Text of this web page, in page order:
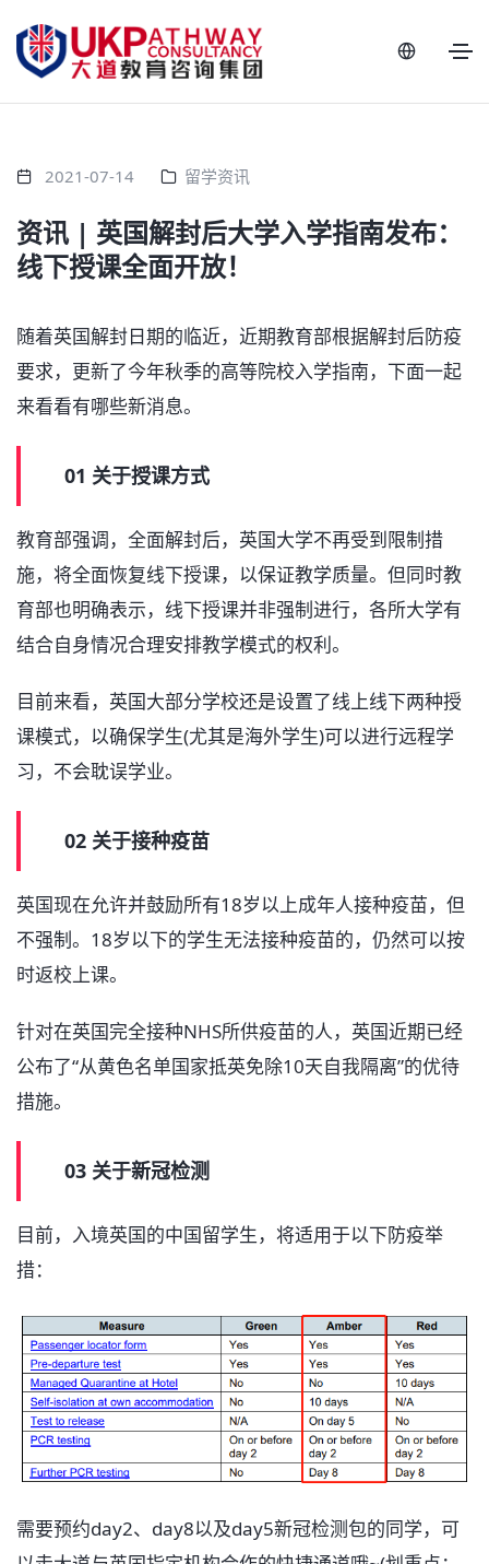
2021-07-14 留学资讯
​资讯 | 英国解封后大学入学指南发布：
线下授课全面开放！
随着英国解封日期的临近，近期教育部根据解封后防疫
要求，更新了今年秋季的高等院校入学指南，下面一起
来看看有哪些新消息。
01 关于授课方式
教育部强调，全面解封后，英国大学不再受到限制措
施，将全面恢复线下授课，以保证教学质量。但同时教
育部也明确表示，线下授课并非强制进行，各所大学有
结合自身情况合理安排教学模式的权利。
目前来看，英国大部分学校还是设置了线上线下两种授
课模式，以确保学生(尤其是海外学生)可以进行远程学
习，不会耽误学业。
02 关于接种疫苗
英国现在允许并鼓励所有18岁以上成年人接种疫苗，但
不强制。18岁以下的学生无法接种疫苗的，仍然可以按
时返校上课。
针对在英国完全接种NHS所供疫苗的人，英国近期已经
公布了“从黄色名单国家抵英免除10天自我隔离”的优待
措施。
03 关于新冠检测
目前，入境英国的中国留学生，将适用于以下防疫举
措：
需要预约day2、day8以及day5新冠检测包的同学，可